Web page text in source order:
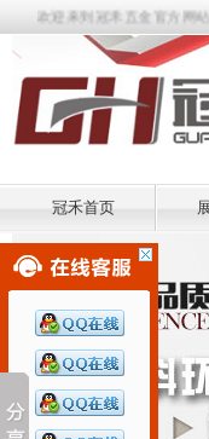
欢迎来到冠禾五金官方网站
冠禾首页